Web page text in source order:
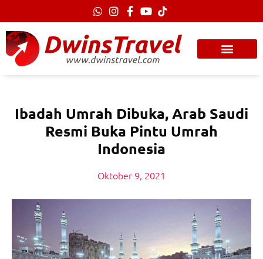
konten
Ibadah Umrah Dibuka, Arab Saudi
Resmi Buka Pintu Umrah
Indonesia
Oktober 9, 2021